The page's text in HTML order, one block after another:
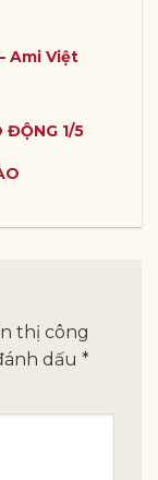
Ami Việt
ĐỘNG 1/5
thị công
dấu *